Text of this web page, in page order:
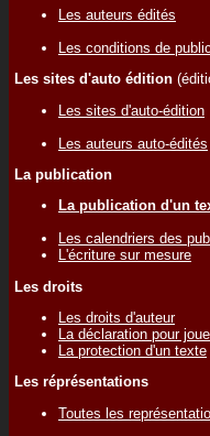
Les auteurs édités
Les conditions de
Les sites d'auto édition
Les sites d'auto-édition
Les auteurs auto-édités
La publication
La publication d'un
Les calendriers des
L'écriture sur mesure
Les droits
Les droits d'auteur
La déclaration pour
La protection d'un texte
Les réprésentations
Toutes les